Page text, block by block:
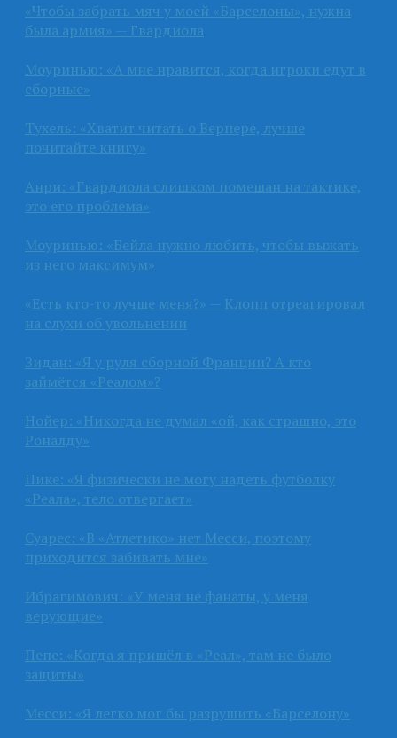
«Чтобы забрать мяч у моей «Барселоны», нужна
была армия» — Гвардиола
Моуринью: «А мне нравится, когда игроки едут в
сборные»
Тухель: «Хватит читать о Вернере, лучше
почитайте книгу»
Анри: «Гвардиола слишком помешан на тактике,
это его проблема»
Моуринью: «Бейла нужно любить, чтобы выжать
из него максимум»
«Есть кто-то лучше меня?» — Клопп отреагировал
на слухи об увольнении
Зидан: «Я у руля сборной Франции? А кто
займётся «Реалом»?
Нойер: «Никогда не думал «ой, как страшно, это
Роналду»
Пике: «Я физически не могу надеть футболку
«Реала», тело отвергает»
Суарес: «В «Атлетико» нет Месси, поэтому
приходится забивать мне»
Ибрагимович: «У меня не фанаты, у меня
верующие»
Пепе: «Когда я пришёл в «Реал», там не было
защиты»
Месси: «Я легко мог бы разрушить «Барселону»